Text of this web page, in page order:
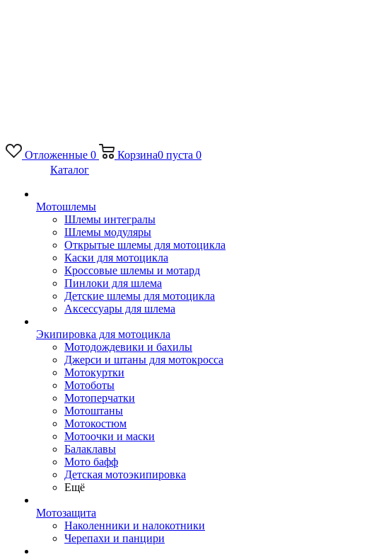
Отложенные 0 Корзина0 пуста 0
Каталог
Мотошлемы
Шлемы интегралы
Шлемы модуляры
Открытые шлемы для мотоцикла
Каски для мотоцикла
Кроссовые шлемы и мотард
Пинлоки для шлема
Детские шлемы для мотоцикла
Аксессуары для шлема
Экипировка для мотоцикла
Мотодождевики и бахилы
Джерси и штаны для мотокросса
Мотокуртки
Мотоботы
Мотоперчатки
Мотоштаны
Мотокостюм
Мотоочки и маски
Балаклавы
Мото бафф
Детская мотоэкипировка
Ещё
Мотозащита
Наколенники и налокотники
Черепахи и панцири